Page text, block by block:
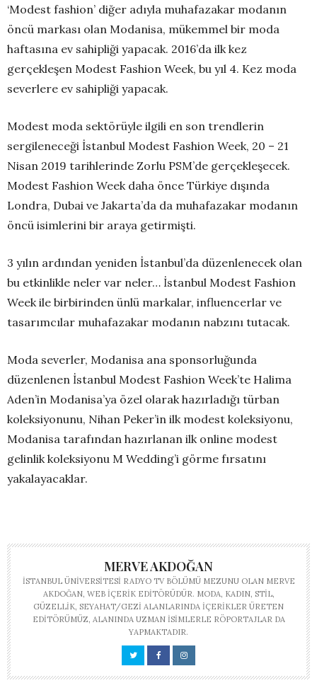
‘Modest fashion’ diğer adıyla muhafazakar modanın
öncü markası olan Modanisa, mükemmel bir moda
haftasına ev sahipliği yapacak. 2016’da ilk kez
gerçekleşen Modest Fashion Week, bu yıl 4. Kez moda
severlere ev sahipliği yapacak.
Modest moda sektörüyle ilgili en son trendlerin
sergileneceği İstanbul Modest Fashion Week, 20 – 21
Nisan 2019 tarihlerinde Zorlu PSM’de gerçekleşecek.
Modest Fashion Week daha önce Türkiye dışında
Londra, Dubai ve Jakarta’da da muhafazakar modanın
öncü isimlerini bir araya getirmişti.
3 yılın ardından yeniden İstanbul’da düzenlenecek olan
bu etkinlikle neler var neler… İstanbul Modest Fashion
Week ile birbirinden ünlü markalar, influencerlar ve
tasarımcılar muhafazakar modanın nabzını tutacak.
Moda severler, Modanisa ana sponsorluğunda
düzenlenen İstanbul Modest Fashion Week’te Halima
Aden’in Modanisa’ya özel olarak hazırladığı türban
koleksiyonunu, Nihan Peker’in ilk modest koleksiyonu,
Modanisa tarafından hazırlanan ilk online modest
gelinlik koleksiyonu M Wedding’i görme fırsatını
yakalayacaklar.
MERVE AKDOĞAN
İSTANBUL ÜNIVERSITESI RADYO TV BÖLÜMÜ MEZUNU OLAN MERVE
AKDOĞAN, WEB IÇERIK EDITÖRÜDÜR. MODA, KADIN, STIL,
GÜZELLIK, SEYAHAT/GEZI ALANLARINDA IÇERIKLER ÜRETEN
EDITÖRÜMÜZ, ALANINDA UZMAN ISIMLERLE RÖPORTAJLAR DA
YAPMAKTADIR.